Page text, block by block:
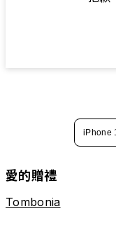
iPhone
愛的贈禮
Tombonia